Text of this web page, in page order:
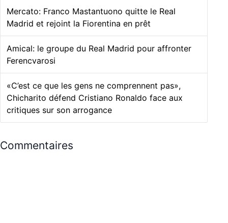
Mercato: Franco Mastantuono quitte le Real
Madrid et rejoint la Fiorentina en prêt
Amical: le groupe du Real Madrid pour affronter
Ferencvarosi
«C’est ce que les gens ne comprennent pas»,
Chicharito défend Cristiano Ronaldo face aux
critiques sur son arrogance
Commentaires